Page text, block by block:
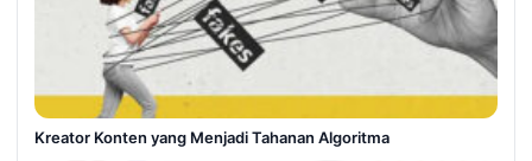
Kreator Konten yang Menjadi Tahanan Algoritma